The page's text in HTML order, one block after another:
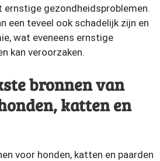
ernstige gezondheidsproblemen.
een teveel ook schadelijk zijn en
wat eveneens ernstige
kan veroorzaken.
bronnen van
katten en
voor honden, katten en paarden